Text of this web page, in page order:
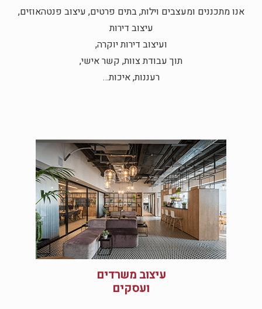
אנו מתכננים ומעצבים וילות, בתים פרטים, עיצוב פנטהאוזים,
עיצוב דירות
ועיצוב דירות יוקרה,
תוך עבודת צוות, קשר אישי,
רעננות, איכות…
עיצוב משרדים
ועסקים